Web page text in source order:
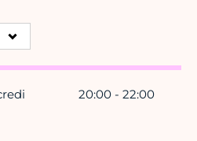
20:00 - 22:00